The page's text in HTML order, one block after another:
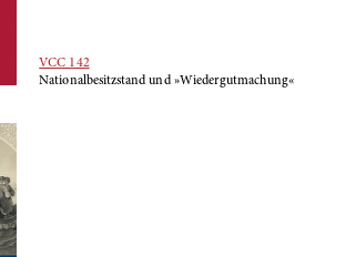
VCC 142
Nationalbesitzstand und »Wiedergutmachung«